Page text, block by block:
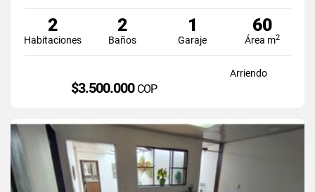
2
Habitaciones
2
Baños
1
Garaje
60
Área m2
Arriendo
$3.500.000 COP